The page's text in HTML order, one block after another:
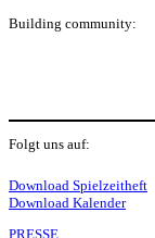
Building community:
Folgt uns auf:
Y
Download Spielzeitheft
Download Kalender
PRESSE